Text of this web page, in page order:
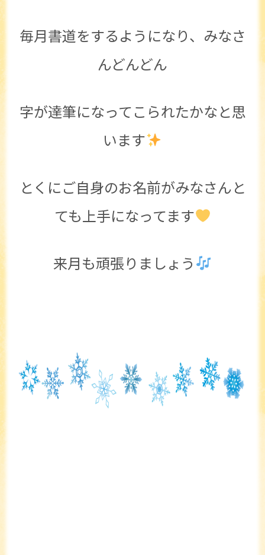
毎月書道をするようになり、みなさ
んどんどん
字が達筆になってこられたかなと思
います
とくにご自身のお名前がみなさんと
ても上手になってます
来月も頑張りましょう